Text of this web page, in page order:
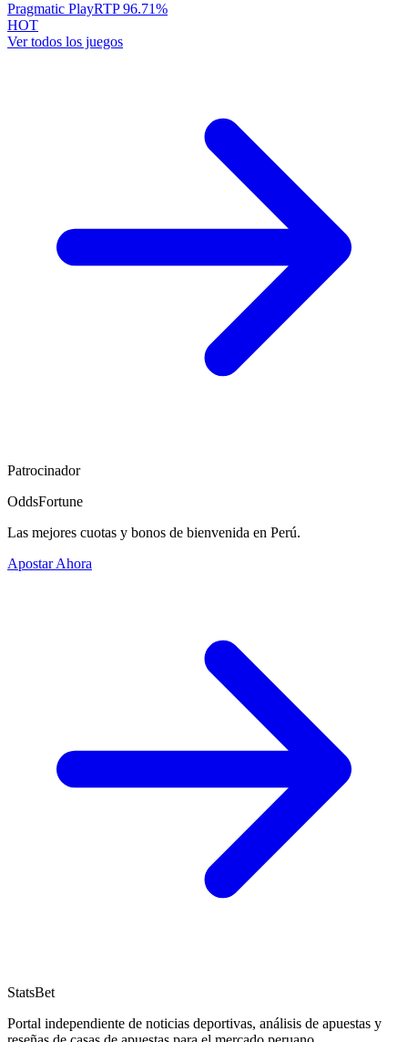
Pragmatic PlayRTP96.71%
HOT
Ver todos los juegos
Patrocinador
OddsFortune
Las mejores cuotas y bonos de bienvenida en Perú.
Apostar Ahora
StatsBet
Portal independiente de noticias deportivas, análisis de apuestas y